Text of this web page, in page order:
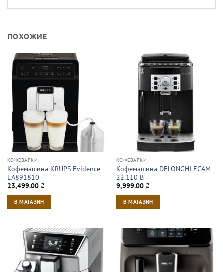
ПОХОЖИЕ
КОФЕВАРКИ
Кофемашина KRUPS Evidence
EA891810
23,499.00 ₴
В МАГАЗИН
КОФЕВАРКИ
Кофемашина DELONGHI ECAM
22.110 B
9,999.00 ₴
В МАГАЗИН